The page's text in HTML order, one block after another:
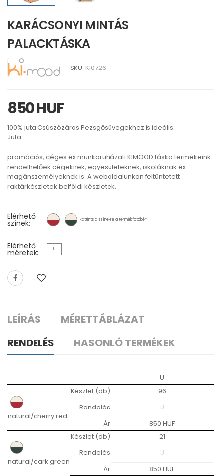
KARÁCSONYI MINTÁS
PALACKTÁSKA
SKU: KI0726
850 HUF
100% juta Csúszózáras Pezsgősüvegekhez is ideális
Juta
promóciós, céges és munkaruházati KIMOOD táska termékeink
rendelhetőek cégeknek, egyesületeknek, iskoláknak és
magánszemélyeknek is. A weboldalunkon feltüntetett
raktárkészletek belföldi készletek.
Elérhető
színek: kattints a színekre a termékfotókért
Elérhető
méretek: U
LEÍRÁS
MÉRETTÁBLÁZAT
RENDELÉS
HASONLÓ TERMÉKEK
U
natural/cherry red
Készlet (db)
96
Rendelés
Ár
850 HUF
natural/dark green
Készlet (db)
21
Rendelés
Ár
850 HUF